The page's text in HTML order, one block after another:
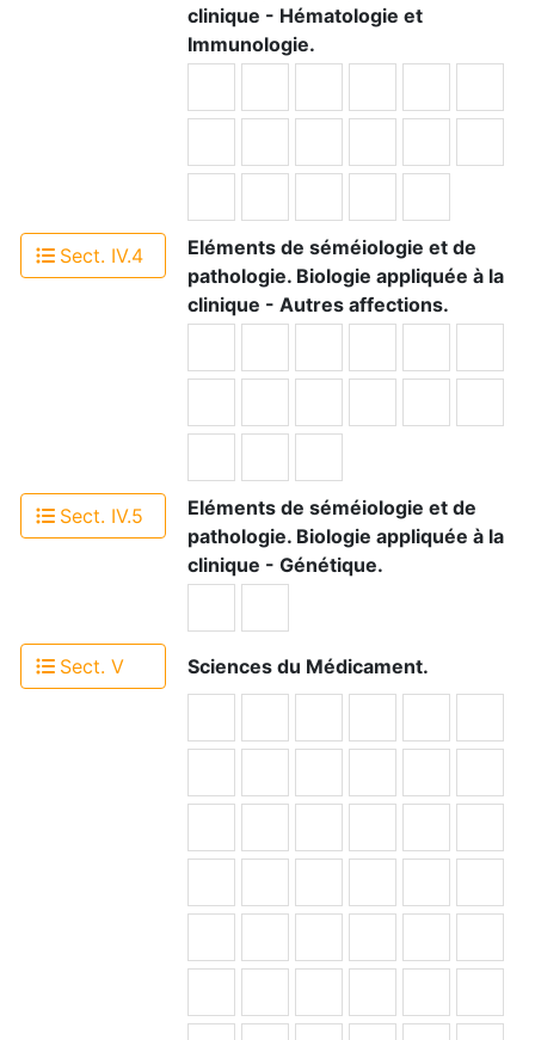
clinique - Hématologie et
Immunologie.
Sect. IV.4
Eléments de séméiologie et de
pathologie. Biologie appliquée à la
clinique - Autres affections.
Sect. IV.5
Eléments de séméiologie et de
pathologie. Biologie appliquée à la
clinique - Génétique.
Sect. V Sciences du Médicament.